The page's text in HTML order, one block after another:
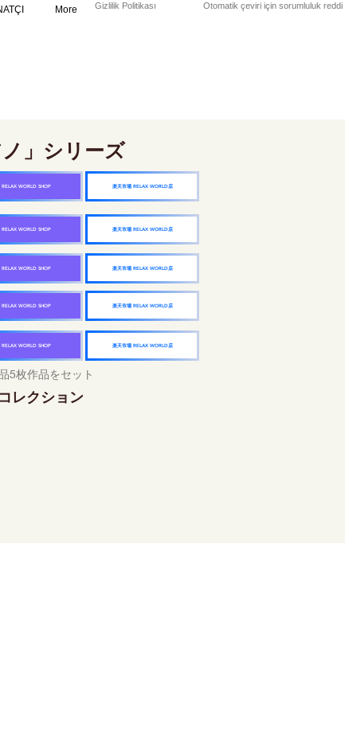
More Gizlilik Politikası Otomatik çeviri için sorumluluk reddi
」シリーズ
楽天市場 RELAX WORLD店
RELAX WORLD SHOP
楽天市場 RELAX WORLD店
RELAX WORLD SHOP
楽天市場 RELAX WORLD店
RELAX WORLD SHOP
楽天市場 RELAX WORLD店
RELAX WORLD SHOP
楽天市場 RELAX WORLD店
RELAX WORLD SHOP
5枚作品をセット
レクション